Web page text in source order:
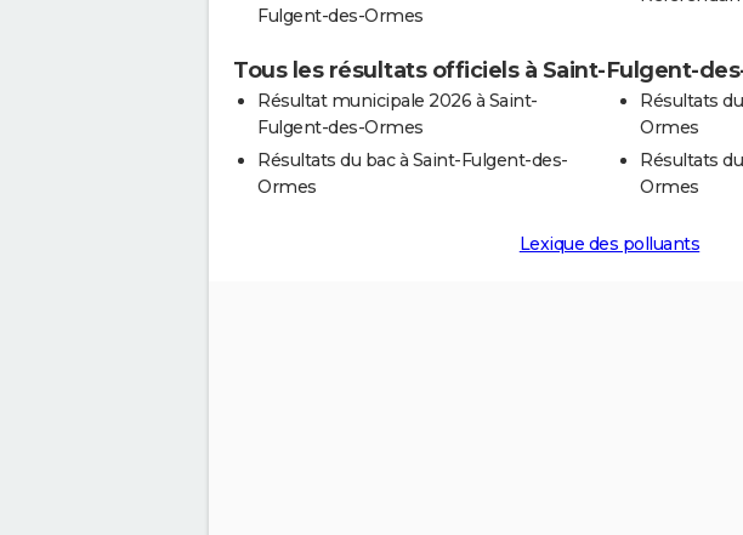
Fulgent-des-Ormes
Tous les résultats officiels à Saint-Fulgent-
Résultat municipale 2026 à Saint-
Fulgent-des-Ormes
Résultats du bac à Saint-Fulgent-des-
Ormes
Résultats
Ormes
Résultats
Ormes
Lexique des polluants